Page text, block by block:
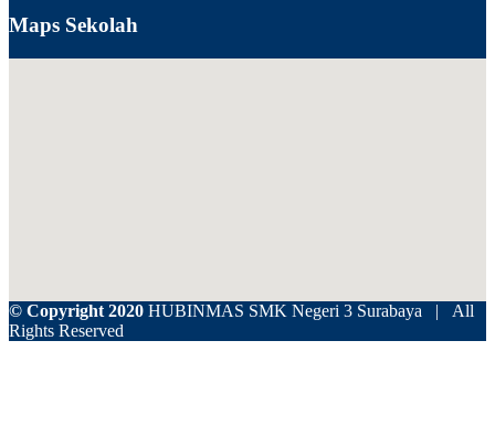
Maps Sekolah
© Copyright 2020 HUBINMAS SMK Negeri 3 Surabaya | All
Rights Reserved